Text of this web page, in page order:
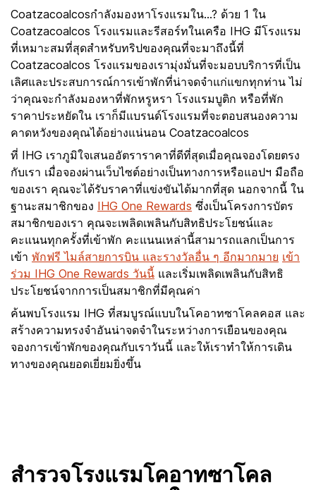
Coatzacoalcosกำลังมองหาโรงแรมใน...? ด้วย 1 ใน
Coatzacoalcos โรงแรมและรีสอร์ทในเครือ IHG มีโรงแรม
ที่เหมาะสมที่สุดสำหรับทริปของคุณที่จะมาถึงนี้ที่
Coatzacoalcos โรงแรมของเรามุ่งมั่นที่จะมอบบริการที่เป็น
เลิศและประสบการณ์การเข้าพักที่น่าจดจำแก่แขกทุกท่าน ไม่
ว่าคุณจะกำลังมองหาที่พักหรูหรา โรงแรมบูติก หรือที่พัก
ราคาประหยัดใน เราก็มีแบรนด์โรงแรมที่จะตอบสนองความ
คาดหวังของคุณได้อย่างแน่นอน Coatzacoalcos
ที่ IHG เราภูมิใจเสนออัตราราคาที่ดีที่สุดเมื่อคุณจองโดยตรง
กับเรา เมื่อจองผ่านเว็บไซต์อย่างเป็นทางการหรือแอปฯ มือถือ
ของเรา คุณจะได้รับราคาที่แข่งขันได้มากที่สุด นอกจากนี้ ใน
ฐานะสมาชิกของ IHG One Rewards ซึ่งเป็นโครงการบัตร
สมาชิกของเรา คุณจะเพลิดเพลินกับสิทธิประโยชน์และ
คะแนนทุกครั้งที่เข้าพัก คะแนนเหล่านี้สามารถแลกเป็นการ
เข้า พักฟรี ไมล์สายการบิน และรางวัลอื่น ๆ อีกมากมาย เข้า
ร่วม IHG One Rewards วันนี้ และเริ่มเพลิดเพลินกับสิทธิ
ประโยชน์จากการเป็นสมาชิกที่มีคุณค่า
ค้นพบโรงแรม IHG ที่สมบูรณ์แบบในโคอาทซาโคลคอส และ
สร้างความทรงจำอันน่าจดจำในระหว่างการเยือนของคุณ
จองการเข้าพักของคุณกับเราวันนี้ และให้เราทำให้การเดิน
ทางของคุณยอดเยี่ยมยิ่งขึ้น
สำรวจโรงแรมโคอาทซาโคล